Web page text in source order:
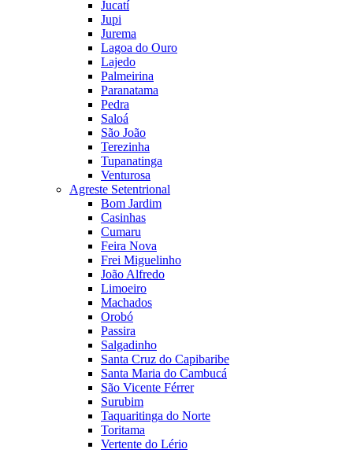
Jucatí
Jupi
Jurema
Lagoa do Ouro
Lajedo
Palmeirina
Paranatama
Pedra
Saloá
São João
Terezinha
Tupanatinga
Venturosa
Agreste Setentrional
Bom Jardim
Casinhas
Cumaru
Feira Nova
Frei Miguelinho
João Alfredo
Limoeiro
Machados
Orobó
Passira
Salgadinho
Santa Cruz do Capibaribe
Santa Maria do Cambucá
São Vicente Férrer
Surubim
Taquaritinga do Norte
Toritama
Vertente do Lério